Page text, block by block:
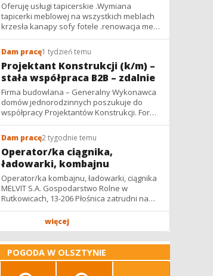
Oferuję usługi tapicerskie .Wymiana
tapicerki meblowej na wszystkich meblach
krzesła kanapy sofy fotele .renowacja mebli
vintage,PRL. glamur
Dam pracę1 tydzień temu
Projektant Konstrukcji (k/m) –
stała współpraca B2B – zdalnie
Firma budowlana – Generalny Wykonawca
domów jednorodzinnych poszukuje do
współpracy Projektantów Konstrukcji. Forma
współpracy: B2B / podwykonawstwo –
Dam pracę2 tygodnie temu
Operator/ka ciągnika,
ładowarki, kombajnu
Operator/ka kombajnu, ładowarki, ciągnika
MELVIT S.A. Gospodarstwo Rolne w
Rutkowicach, 13-206 Płośnica zatrudni na
umowę zlecenie na okres żniw: -
operatora/kę kombajnu z uprawnieniami -...
więcej
POGODA W OLSZTYNIE